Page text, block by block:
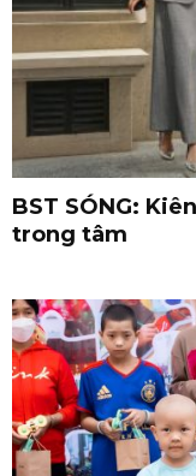
BST SÓNG:
trong tâm